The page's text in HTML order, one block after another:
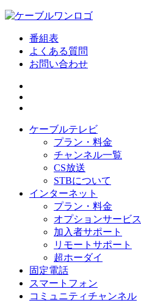
番組表
よくある質問
お問い合わせ
ケーブルテレビ
プラン・料金
チャンネル一覧
CS放送
STBについて
インターネット
プラン・料金
オプションサービス
加入者サポート
リモートサポート
超ホーダイ
固定電話
スマートフォン
コミュニティチャンネル